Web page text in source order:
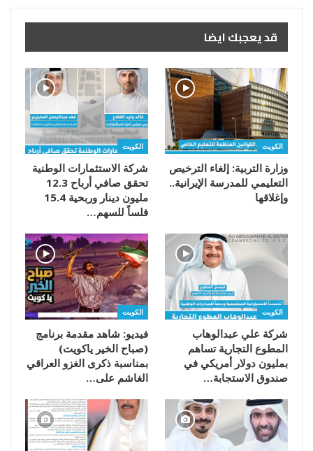
قد يعجبك ايضا
الكويت
وزارة التربية: إلغاء الترخيص
التعليمي للمدرسة الإيرانية..
وإغلاقها
الكويت
شركة الاستثمارات الوطنية
تحقق صافي أرباح 12.3
مليون دينار وربحية 15.4
فلساً للسهم…
الكويت
شركة علي عبدالوهاب
المطوع التجارية تساهم
بمليون دولار أمريكي في
صندوق الاستجابة…
الكويت
فيديو: شاهد مقدمة برنامج
(صباح الخير ياكويت)
بمناسبة ذكرى الغزو العراقي
الغاشم على…